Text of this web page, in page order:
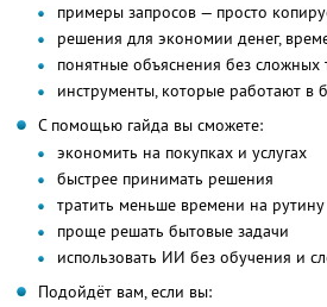
примеры запросов — просто
решения для экономии денег,
понятные объяснения без сложных
инструменты, которые работают в
С помощью гайда вы сможете:
экономить на покупках и услугах
быстрее принимать решения
тратить меньше времени на рутину
проще решать бытовые задачи
использовать ИИ без обучения и
Подойдёт вам, если вы: